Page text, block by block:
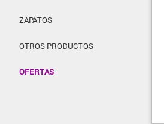
ZAPATOS
OTROS PRODUCTOS
OFERTAS